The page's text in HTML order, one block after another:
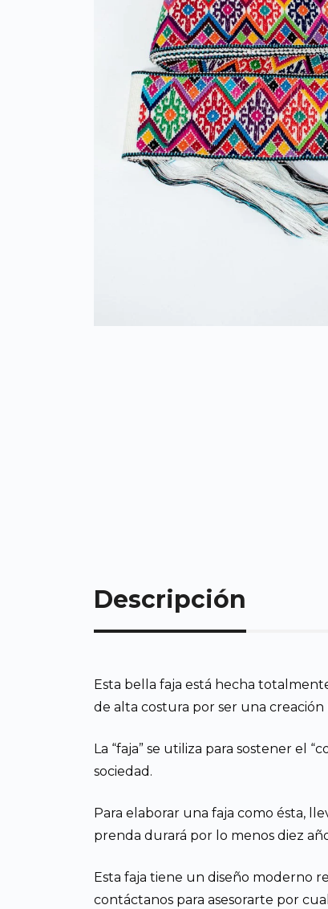
Descripción
Esta bella faja está hecha
de alta costura por ser una creación
La “faja” se utiliza para sostener el
sociedad.
Para elaborar una faja como ésta,
prenda durará por lo menos diez
Esta faja tiene un diseño moderno
contáctanos para asesorarte por